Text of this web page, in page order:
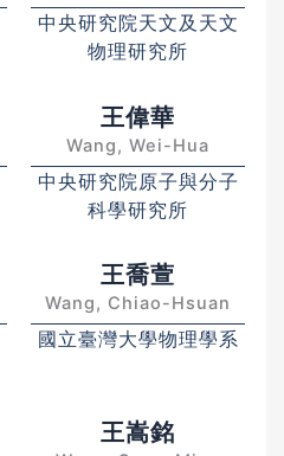
中央研究院天文及天文
物理研究所
王偉華
Wang, Wei-Hua
中央研究院原子與分子
科學研究所
王喬萱
Wang, Chiao-Hsuan
國立臺灣大學物理學系
王嵩銘